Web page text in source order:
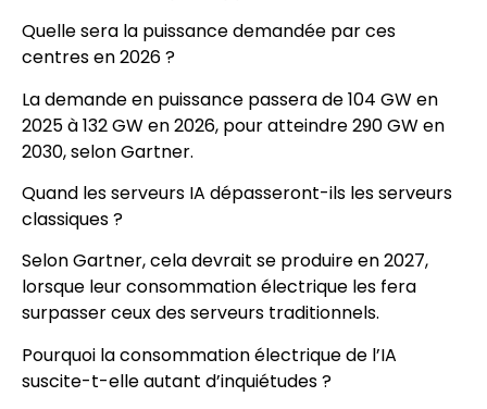
Quelle sera la puissance demandée par ces
centres en 2026 ?
La demande en puissance passera de 104 GW en
2025 à 132 GW en 2026, pour atteindre 290 GW en
2030, selon Gartner.
Quand les serveurs IA dépasseront-ils les serveurs
classiques ?
Selon Gartner, cela devrait se produire en 2027,
lorsque leur consommation électrique les fera
surpasser ceux des serveurs traditionnels.
Pourquoi la consommation électrique de l’IA
suscite-t-elle autant d’inquiétudes ?